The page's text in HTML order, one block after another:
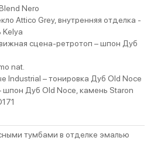
Nero
Attico Grey, внутренняя отделка -
сцена-ретротоп – шпон Дуб
nat.
Industrial – тонировка Дуб Old Noce
Дуб Old Noce, камень Staron
тумбами в отделке эмалью